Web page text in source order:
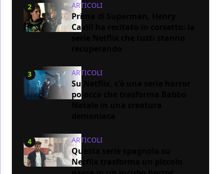
2 ARTICOLI
Prima di Superman, Henry
Cavill ha recitato in corsetto: la
3 ARTICOLI
Su Netflix, c'è una serie horror
polacca che trasforma Babbo
4 ARTICOLI
Questa serie spagnola su
Netflix trasforma un piccolo